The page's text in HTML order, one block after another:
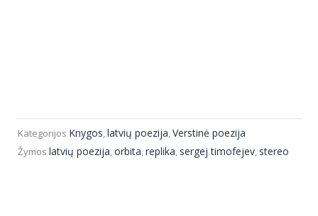
Kategorijos Knygos,latvių poezija,Verstinė poezija
Žymos latvių poezija,orbita,replika, sergej timofejev, stereo